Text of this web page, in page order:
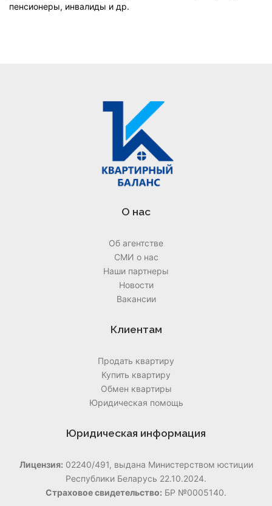
пенсионеры, инвалиды и др.
О нас
Об агентстве
СМИ о нас
Наши партнеры
Новости
Вакансии
Клиентам
Продать квартиру
Купить квартиру
Обмен квартиры
Юридическая помощь
Юридическая информация
Лицензия: 02240/491, выдана Министерством юстиции
Республики Беларусь 22.10.2024.
Страховое свидетельство: БР №0005140.